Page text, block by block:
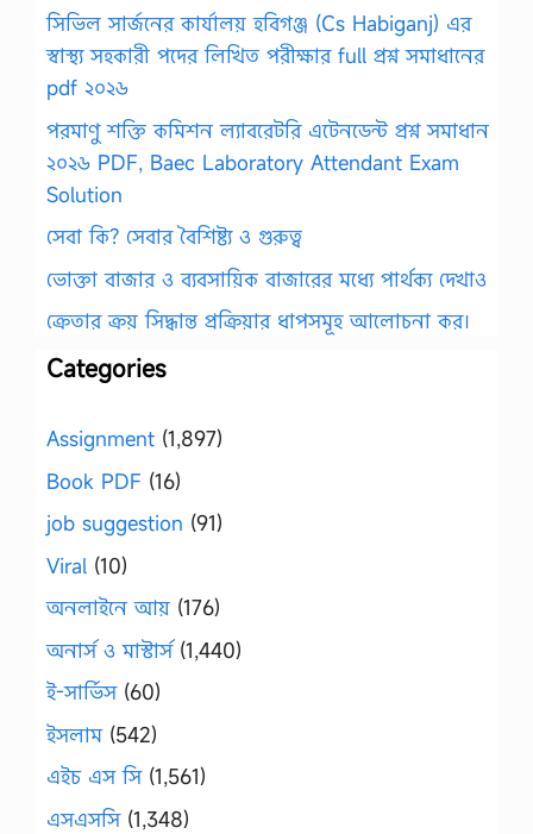
সিভিল সার্জনের কার্যালয় হবিগঞ্জ (Cs Habiganj) এর
স্বাস্থ্য সহকারী পদের লিখিত পরীক্ষার full প্রশ্ন সমাধানের
pdf ২০২৬
পরমাণু শক্তি কমিশন ল্যাবরেটরি এটেনডেন্ট প্রশ্ন সমাধান
২০২৬ PDF, Baec Laboratory Attendant Exam
Solution
সেবা কি? সেবার বৈশিষ্ট্য ও গুরুত্ব
ভোক্তা বাজার ও ব্যবসায়িক বাজারের মধ্যে পার্থক্য দেখাও
ক্রেতার ক্রয় সিদ্ধান্ত প্রক্রিয়ার ধাপসমূহ আলোচনা কর।
Categories
Assignment (1,897)
Book PDF (16)
job suggestion (91)
Viral (10)
অনলাইনে আয় (176)
অনার্স ও মাস্টার্স(1,440)
ই-সার্ভিস(60)
ইসলাম(542)
এইচ এস সি(1,561)
এসএসসি(1,348)